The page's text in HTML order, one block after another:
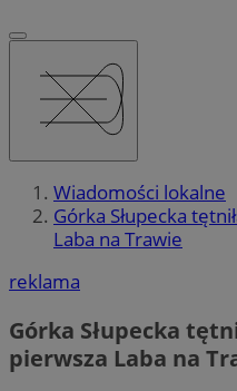
Wiadomości lokalne
Górka Słupecka
Laba na Trawie
reklama
Górka Słupecka
pierwsza Laba na